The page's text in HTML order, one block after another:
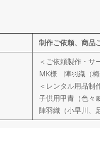
制作ご依頼、商品
＜ご依頼製作・サ
MK様 陣羽織（梅
＜レンタル用品制
子供用甲冑（色々
陣羽織（小早川、